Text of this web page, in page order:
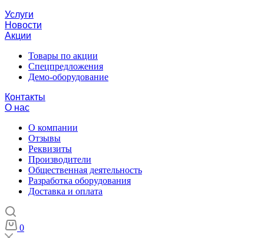
Услуги
Новости
Акции
Товары по акции
Спецпредложения
Демо-оборудование
Контакты
О нас
О компании
Отзывы
Реквизиты
Производители
Общественная деятельность
Разработка оборудования
Доставка и оплата
0